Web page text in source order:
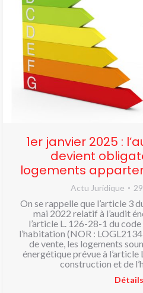
1er janvier 2025 :
devient
logements
Actu Juridique
On se rappelle que l’article 3
mai 2022 relatif à l’audit
l’article L. 126-28-1 du
l’habitation (NOR :
de vente, les logements
énergétique prévue à
construction et de
Détails